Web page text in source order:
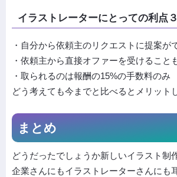
イラストレーターにとっての利点
・自分から依頼主のリクエストに提案が
・依頼主から直接オファーを受けること
・取られるのは報酬の15%の手数料のみ
どう考えても今までと比べるとメリット
まとめ
どうだったでしょうか新しいイラスト制
企業さんにもイラストレーターさんにも